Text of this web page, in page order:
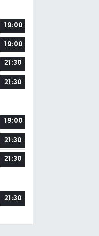
19:00
19:00
21:30
21:30
19:00
21:30
21:30
21:30